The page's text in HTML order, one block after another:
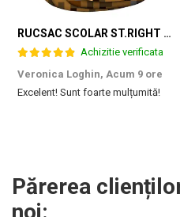
RUCSAC SCOLAR ST.RIGHT 4 COMPARTIMENTE BP-04 GAME ZONE 698187
Achizitie verificata
Veronica Loghin, Acum 9 ore
Excelent! Sunt foarte mulțumită!
Părerea